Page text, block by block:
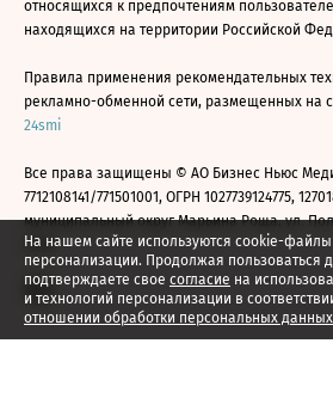
На нашем сайте используются cookie-файлы
персонализации. Продолжая пользоваться
подтверждаете свое согласие на
и технологий персонализации в
отношении обработки персональных
относящихся к предпочтениям
находящихся на территории Российской
Правила применения рекомендательных
рекламно-обменной сети, размещенных на
24smi
Все права защищены © АО Бизнес Ньюс
7712108141/771501001, ОГРН 1027739124775,
муниципальный округ Марьина Роща, ул.
2026